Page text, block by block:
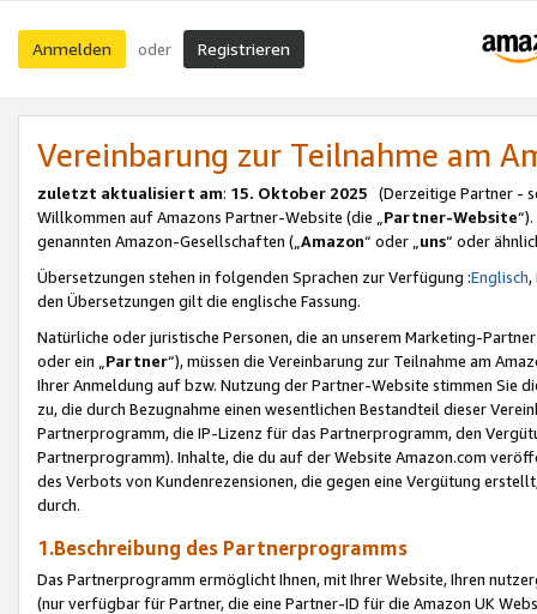
Anmelden oder Registrieren
Vereinbarung zur Teilnahme am
zuletzt aktualisiert am: 15. Oktober 2025 (Derzeitige Partner -
Willkommen auf Amazons Partner-Website (die „Partner-Website
genannten Amazon-Gesellschaften („Amazon“ oder „uns“ oder
Übersetzungen stehen in folgenden Sprachen zur Verfügung :Englisch,
den Übersetzungen gilt die englische Fassung.
Natürliche oder juristische Personen, die an unserem Marketing-
oder ein „Partner“), müssen die Vereinbarung zur Teilnahme am
Ihrer Anmeldung auf bzw. Nutzung der Partner-Website stimmen Sie
zu, die durch Bezugnahme einen wesentlichen Bestandteil dieser
Partnerprogramm, die IP-Lizenz für das Partnerprogramm, den
Partnerprogramm). Inhalte, die du auf der Website Amazon.com
des Verbots von Kundenrezensionen, die gegen eine Vergütung
durch.
1.Beschreibung des Partnerprogramms
Das Partnerprogramm ermöglicht Ihnen, mit Ihrer Website, Ihren
(nur verfügbar für Partner, die eine Partner-ID für die Amazon UK